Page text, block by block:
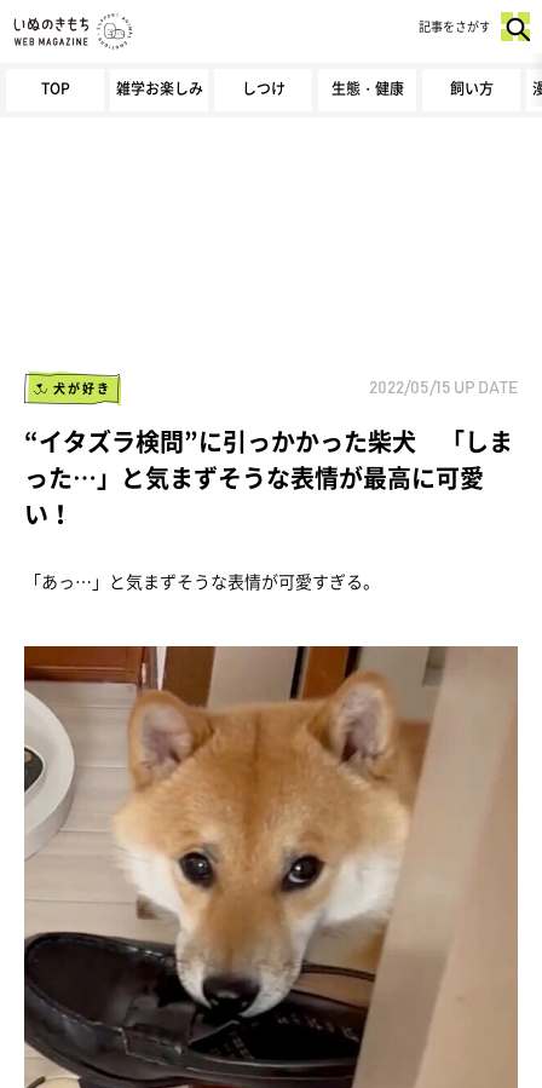
TOP 雑学お楽しみ しつけ 生態・健康 飼い方
記事をさがす
犬が好き 2022/05/15 UP DATE
“イタズラ検問”に引っかかった柴犬 「しま
った…」と気まずそうな表情が最高に可愛
い！
「あっ…」と気まずそうな表情が可愛すぎる。